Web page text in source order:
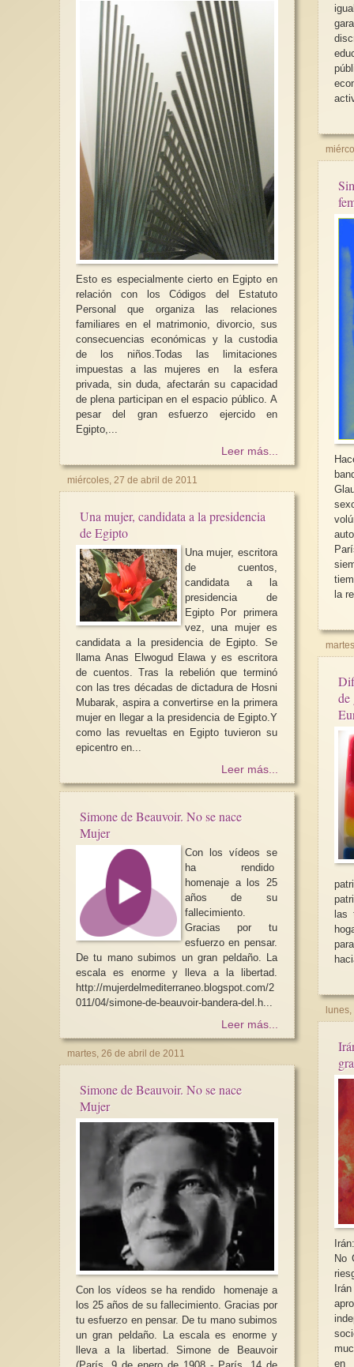
Esto es especialmente cierto en Egipto en
relación con los Códigos del Estatuto
Personal que organiza las relaciones
familiares en el matrimonio, divorcio, sus
consecuencias económicas y la custodia
de los niños.Todas las limitaciones
impuestas a las mujeres en la esfera
privada, sin duda, afectarán su capacidad
de plena participan en el espacio público. A
pesar del gran esfuerzo ejercido en
Egipto,...
Leer más...
miércoles, 27 de abril de 2011
Una mujer, candidata a la presidencia
de Egipto
Una mujer, escritora
de cuentos,
candidata a la
presidencia de
Egipto Por primera
vez, una mujer es
candidata a la presidencia de Egipto. Se
llama Anas Elwogud Elawa y es escritora
de cuentos. Tras la rebelión que terminó
con las tres décadas de dictadura de Hosni
Mubarak, aspira a convertirse en la primera
mujer en llegar a la presidencia de Egipto.Y
como las revueltas en Egipto tuvieron su
epicentro en...
Leer más...
Simone de Beauvoir. No se nace
Mujer
Con los vídeos se
ha rendido
homenaje a los 25
años de su
fallecimiento.
Gracias por tu
esfuerzo en pensar.
De tu mano subimos un gran peldaño. La
escala es enorme y lleva a la libertad.
http://mujerdelmediterraneo.blogspot.com/2
011/04/simone-de-beauvoir-bandera-del.h...
Leer más...
martes, 26 de abril de 2011
Simone de Beauvoir. No se nace
Mujer
Con los vídeos se ha rendido homenaje a
los 25 años de su fallecimiento. Gracias por
tu esfuerzo en pensar. De tu mano subimos
un gran peldaño. La escala es enorme y
lleva a la libertad. Simone de Beauvoir
Glaubitz/
la
de
patriarcales
las
No
Irán El parlamento iraní
en